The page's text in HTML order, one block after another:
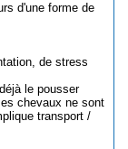
d'une forme de
de stress
le pousser
chevaux ne sont
transport /